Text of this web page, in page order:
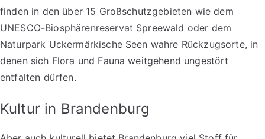
finden in den über 15 Großschutzgebieten wie dem
UNESCO-Biosphärenreservat Spreewald oder dem
Naturpark Uckermärkische Seen wahre Rückzugsorte, in
denen sich Flora und Fauna weitgehend ungestört
entfalten dürfen.
Kultur in Brandenburg